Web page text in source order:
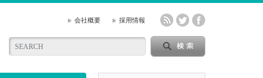
会社概要 採用情報